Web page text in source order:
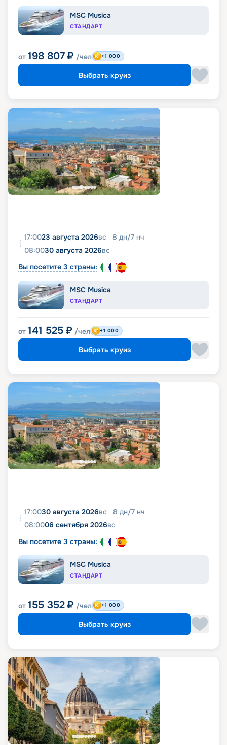
MSC Musica
СТАНДАРТ
от 198 807 ₽ /чел +1 000
Выбрать круиз
17:0023 августа 2026вс 8 дн/7 нч
08:0030 августа 2026вс
Вы посетите 3 страны:
MSC Musica
СТАНДАРТ
от 141 525 ₽ /чел +1 000
Выбрать круиз
17:0030 августа 2026вс 8 дн/7 нч
08:0006 сентября 2026вс
Вы посетите 3 страны:
MSC Musica
СТАНДАРТ
от 155 352 ₽ /чел +1 000
Выбрать круиз